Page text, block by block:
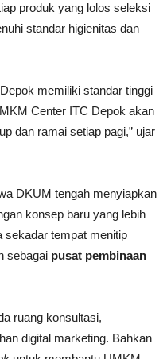
produk yang lolos seleksi
standar higienitas dan
memiliki standar tinggi
Center ITC Depok akan
dan ramai setiap pagi,” ujar
DKUM tengah menyiapkan
konsep baru yang lebih
sekadar tempat menitip
sebagai pusat pembinaan
ruang konsultasi,
digital marketing. Bahkan